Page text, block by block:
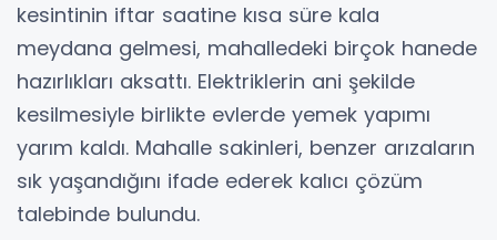
kesintinin iftar saatine kısa süre kala
meydana gelmesi, mahalledeki birçok hanede
hazırlıkları aksattı. Elektriklerin ani şekilde
kesilmesiyle birlikte evlerde yemek yapımı
yarım kaldı. Mahalle sakinleri, benzer arızaların
sık yaşandığını ifade ederek kalıcı çözüm
talebinde bulundu.